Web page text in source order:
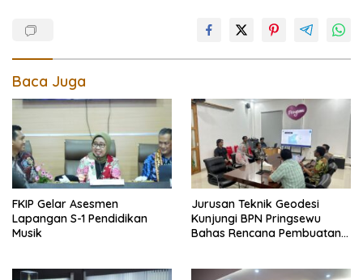
Baca Juga
FKIP Gelar Asesmen
Lapangan S-1 Pendidikan
Musik
Jurusan Teknik Geodesi
Kunjungi BPN Pringsewu
Bahas Rencana Pembuatan